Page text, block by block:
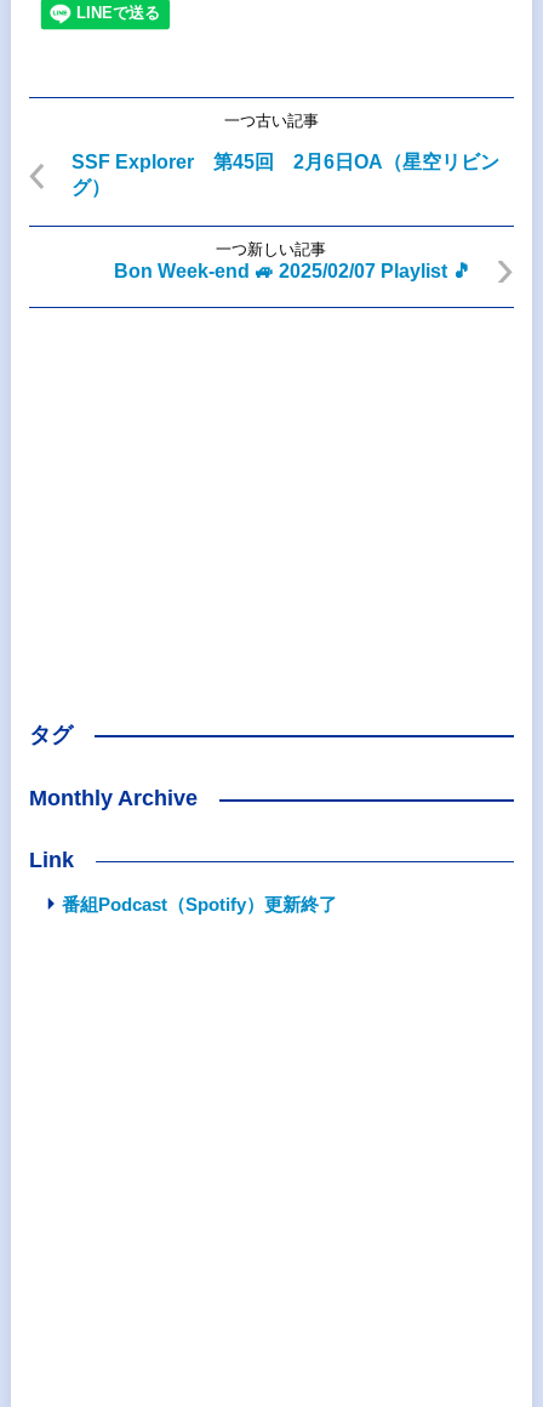
一つ古い記事
SSF Explorer 第45回 2月6日OA（星空リビン
グ）
一つ新しい記事
Bon Week-end 🚙 2025/02/07 Playlist 🎵
タグ
Monthly Archive
Link
番組Podcast（Spotify）更新終了